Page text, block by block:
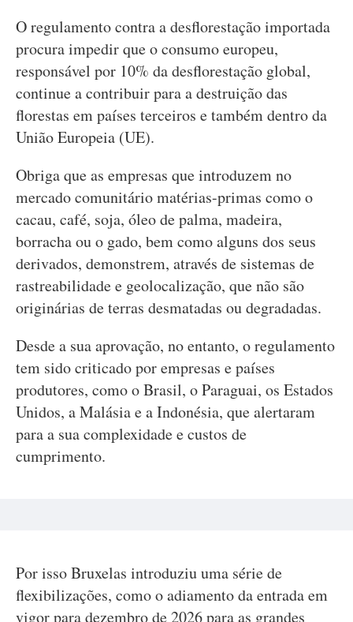
O regulamento contra a desflorestação importada
procura impedir que o consumo europeu,
responsável por 10% da desflorestação global,
continue a contribuir para a destruição das
florestas em países terceiros e também dentro da
União Europeia (UE).
Obriga que as empresas que introduzem no
mercado comunitário matérias-primas como o
cacau, café, soja, óleo de palma, madeira,
borracha ou o gado, bem como alguns dos seus
derivados, demonstrem, através de sistemas de
rastreabilidade e geolocalização, que não são
originárias de terras desmatadas ou degradadas.
Desde a sua aprovação, no entanto, o regulamento
tem sido criticado por empresas e países
produtores, como o Brasil, o Paraguai, os Estados
Unidos, a Malásia e a Indonésia, que alertaram
para a sua complexidade e custos de
cumprimento.
Por isso Bruxelas introduziu uma série de
flexibilizações, como o adiamento da entrada em
vigor para dezembro de 2026 para as grandes